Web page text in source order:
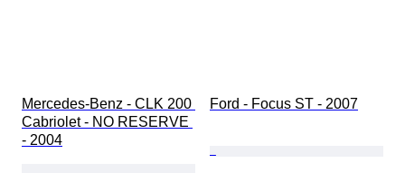
Mercedes-Benz - CLK 200
Cabriolet - NO RESERVE
- 2004
Ford - Focus ST - 2007